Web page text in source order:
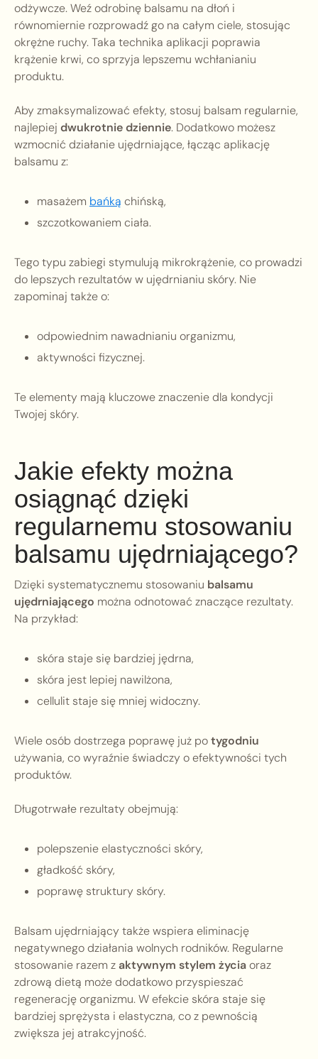
odżywcze. Weź odrobinę balsamu na dłoń i
równomiernie rozprowadź go na całym ciele, stosując
okrężne ruchy. Taka technika aplikacji poprawia
krążenie krwi, co sprzyja lepszemu wchłanianiu
produktu.
Aby zmaksymalizować efekty, stosuj balsam regularnie,
najlepiej dwukrotnie dziennie. Dodatkowo możesz
wzmocnić działanie ujędrniające, łącząc aplikację
balsamu z:
masażem bańką chińską,
szczotkowaniem ciała.
Tego typu zabiegi stymulują mikrokrążenie, co prowadzi
do lepszych rezultatów w ujędrnianiu skóry. Nie
zapominaj także o:
odpowiednim nawadnianiu organizmu,
aktywności fizycznej.
Te elementy mają kluczowe znaczenie dla kondycji
Twojej skóry.
Jakie efekty można
osiągnąć dzięki
regularnemu stosowaniu
balsamu ujędrniającego?
Dzięki systematycznemu stosowaniu balsamu
ujędrniającego można odnotować znaczące rezultaty.
Na przykład:
skóra staje się bardziej jędrna,
skóra jest lepiej nawilżona,
cellulit staje się mniej widoczny.
Wiele osób dostrzega poprawę już potygodniu
używania, co wyraźnie świadczy o efektywności tych
produktów.
Długotrwałe rezultaty obejmują:
polepszenie elastyczności skóry,
gładkość skóry,
poprawę struktury skóry.
Balsam ujędrniający także wspiera eliminację
negatywnego działania wolnych rodników. Regularne
stosowanie razem zaktywnym stylem życiaoraz
zdrową dietą może dodatkowo przyspieszać
regenerację organizmu. W efekcie skóra staje się
bardziej sprężysta i elastyczna, co z pewnością
zwiększa jej atrakcyjność.